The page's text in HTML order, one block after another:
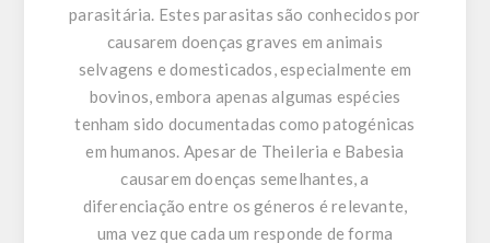
parasitária. Estes parasitas são conhecidos por
causarem doenças graves em animais
selvagens e domesticados, especialmente em
bovinos, embora apenas algumas espécies
tenham sido documentadas como patogénicas
em humanos. Apesar de Theileria e Babesia
causarem doenças semelhantes, a
diferenciação entre os géneros é relevante,
uma vez que cada um responde de forma